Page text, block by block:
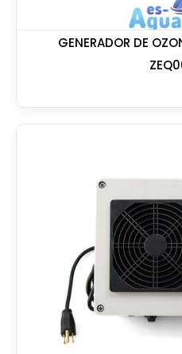
GENERADOR DE